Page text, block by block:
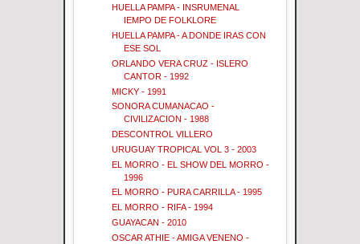
HUELLA PAMPA - INSRUMENAL
IEMPO DE FOLKLORE
HUELLA PAMPA - A DONDE IRAS CON
ESE SOL
ORLANDO VERA CRUZ - ISLERO
CANTOR - 1992
MICKY - 1991
SONORA CUMANACAO -
CIVILIZACION - 1988
DESCONTROL VILLERO
URUGUAY TROPICAL VOL 3 - 2003
EL MORRO - EL SHOW DEL MORRO -
1996
EL MORRO - PURA CARRILLA - 1995
EL MORRO - RIFA - 1994
GUAYACAN - 2010
OSCAR ATHIE - AMIGA VENENO -